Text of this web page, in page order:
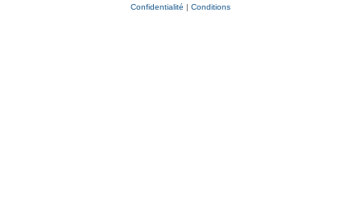
Confidentialité | Conditions